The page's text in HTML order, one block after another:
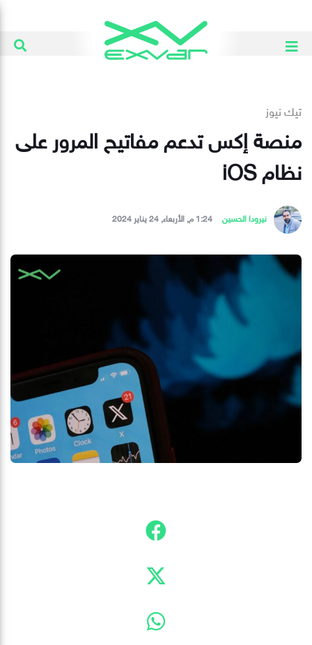
تيك نيوز
منصة إكس تدعم مفاتيح المرور على
نظام iOS
نيرودا الحسين 1:24 م, الأربعاء, 24 يناير 2024